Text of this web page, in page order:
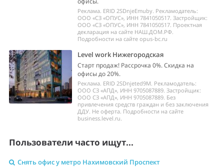
Реклама. ERID 2SDnjeEmuby. Рекламодатель:
ООО «СЗ «ОПУС», ИНН 7841050517. Застройщик:
ООО «СЗ «ОПУС», ИНН 7841050517. Проектная
декларация на сайте НАШ.ДОМ.РФ.
Подробности на сайте opus-bc.ru
Level work Нижегородская
Старт продаж! Рассрочка 0%. Скидка на
офисы до 20%.
Реклама. ERID 2SDnjeted9M. Рекламодатель:
ООО СЗ «АПД», ИНН 9705087889. Застройщик:
ООО СЗ «АПД», ИНН 9705087889. Без
привлечения средств граждан и без заключения
ДДУ. Не оферта. Подробности на сайте
business.level.ru.
Пользователи часто ищут...
Снять офис у метро Нахимовский Проспект